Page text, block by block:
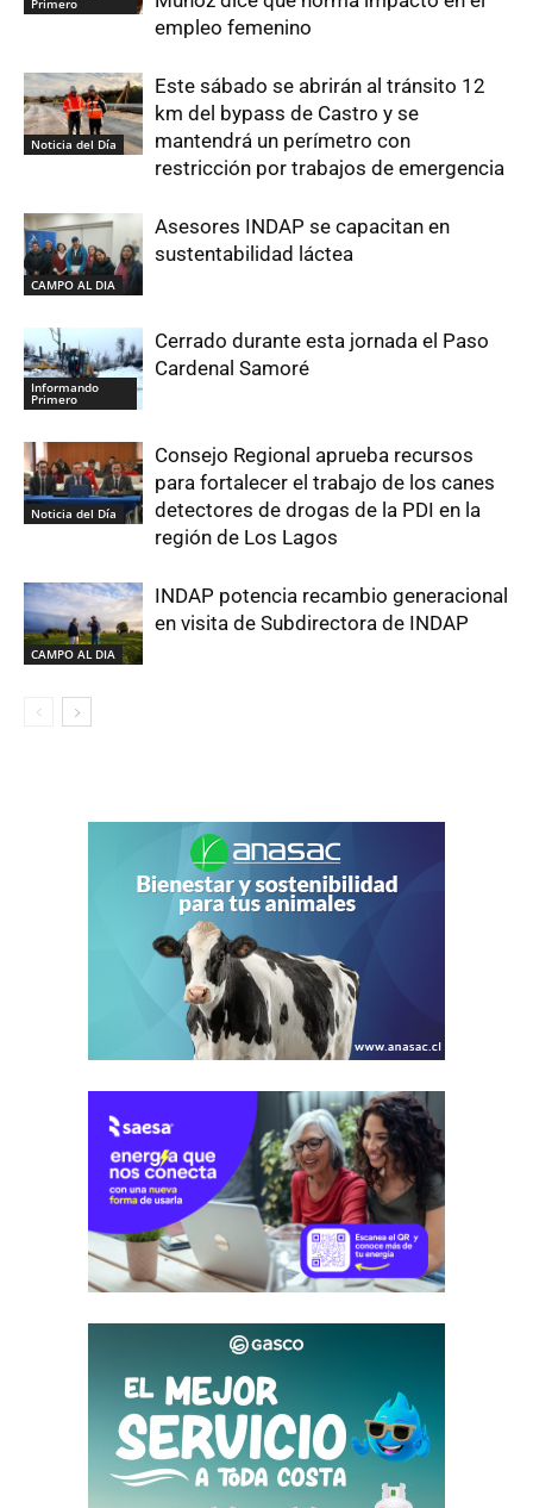
Primero
empleo femenino
Noticia del Día
Este sábado se abrirán al tránsito 12
km del bypass de Castro y se
mantendrá un perímetro con
restricción por trabajos de emergencia
CAMPO AL DIA
Asesores INDAP se capacitan en
sustentabilidad láctea
Informando
Primero
Cerrado durante esta jornada el Paso
Cardenal Samoré
Noticia del Día
Consejo Regional aprueba recursos
para fortalecer el trabajo de los canes
detectores de drogas de la PDI en la
región de Los Lagos
CAMPO AL DIA
INDAP potencia recambio generacional
en visita de Subdirectora de INDAP